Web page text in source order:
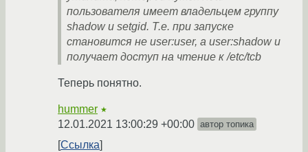
пользователя имеет владельцем группу
shadow и setgid. Т.е. при запуске
становится не user:user, а user:shadow и
получает доступ на чтение к /etc/tcb
Теперь понятно.
hummer ★
12.01.2021 13:00:29 +00:00 автор топика
Ссылка